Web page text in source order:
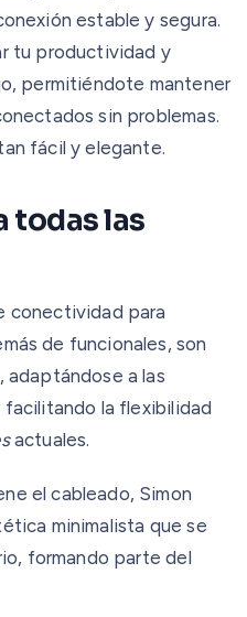
estable y segura.
tu productividad y
permitiéndote mantener
sin problemas.
fácil y elegante.
todas las
conectividad para
de funcionales, son
a las
la flexibilidad
actuales.
el cableado, Simon
minimalista que se
formando parte del